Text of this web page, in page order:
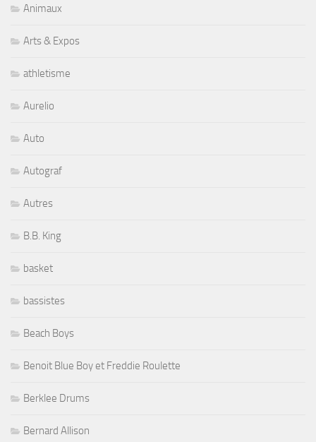
Animaux
Arts & Expos
athletisme
Aurelio
Auto
Autograf
Autres
B.B. King
basket
bassistes
Beach Boys
Benoit Blue Boy et Freddie Roulette
Berklee Drums
Bernard Allison